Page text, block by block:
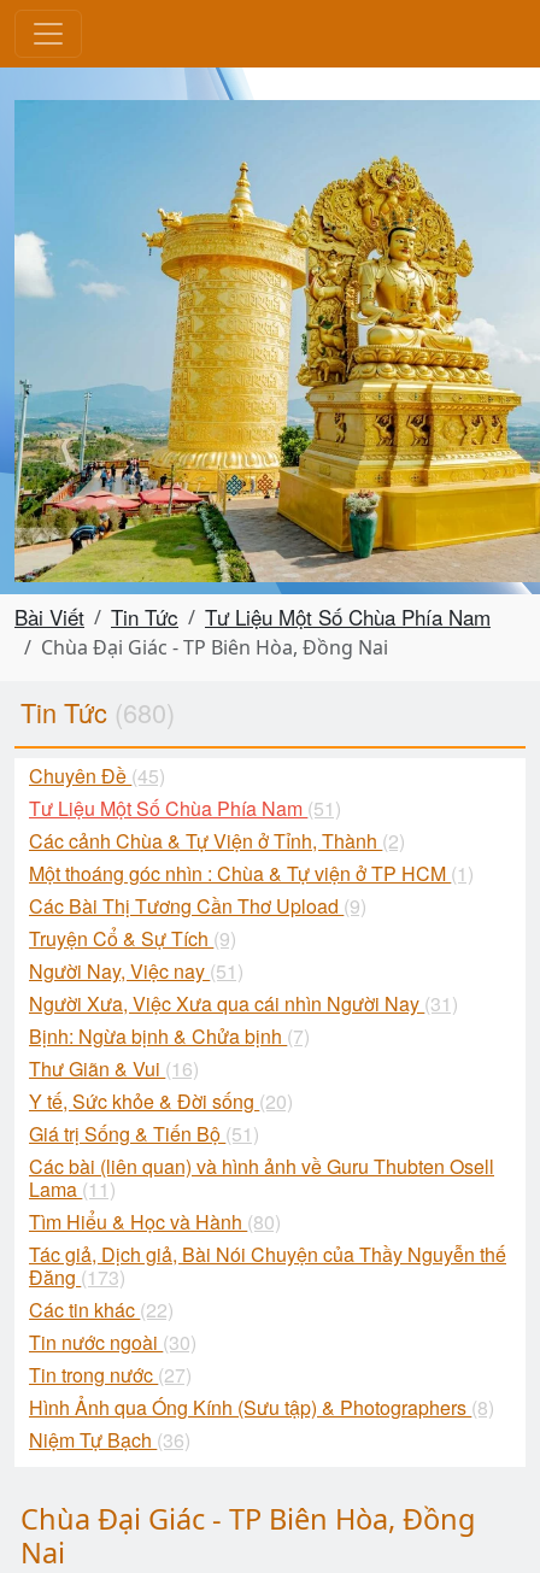
Bài Viết Tin Tức Tư Liệu Một Số Chùa Phía Nam
Chùa Đại Giác - TP Biên Hòa, Đồng Nai
Tin Tức (680)
Chuyên Đề (45)
Tư Liệu Một Số Chùa Phía Nam (51)
Các cảnh Chùa & Tự Viện ở Tỉnh, Thành (2)
Một thoáng góc nhìn : Chùa & Tự viện ở TP HCM (1)
Các Bài Thị Tương Cần Thơ Upload (9)
Truyện Cổ & Sự Tích (9)
Người Nay, Việc nay (51)
Người Xưa, Việc Xưa qua cái nhìn Người Nay (31)
Bịnh: Ngừa bịnh & Chửa bịnh (7)
Thư Giãn & Vui (16)
Y tế, Sức khỏe & Đời sống (20)
Giá trị Sống & Tiến Bộ (51)
Các bài (liên quan) và hình ảnh về Guru Thubten Osell
Lama (11)
Tìm Hiểu & Học và Hành (80)
Tác giả, Dịch giả, Bài Nói Chuyện của Thầy Nguyễn thế
Đăng (173)
Các tin khác (22)
Tin nước ngoài (30)
Tin trong nước (27)
Hình Ảnh qua Óng Kính (Sưu tập) & Photographers (8)
Niệm Tự Bạch (36)
Chùa Đại Giác - TP Biên Hòa, Đồng
Nai